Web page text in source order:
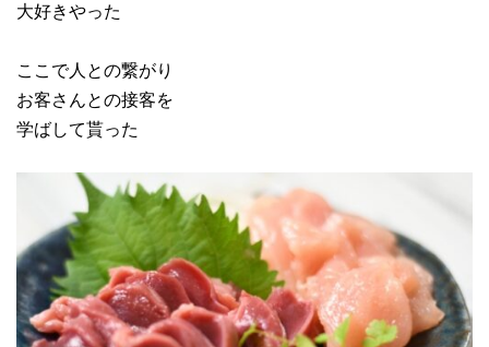
大好きやった
ここで人との繋がり
お客さんとの接客を
学ばして貰った